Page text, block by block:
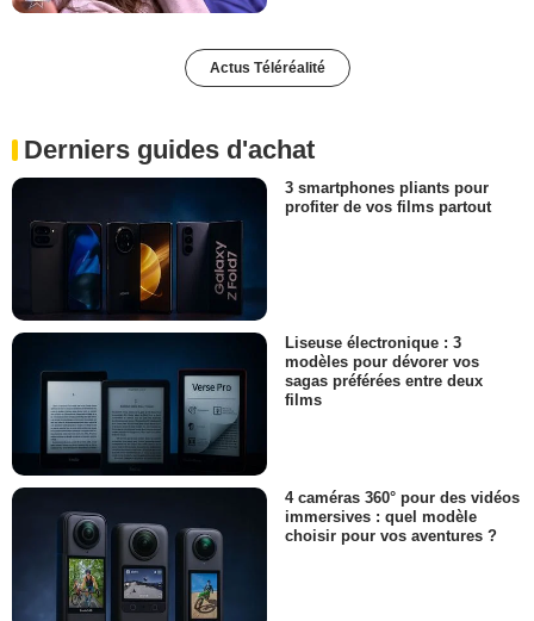
Actus Téléréalité
Derniers guides d'achat
3 smartphones pliants pour
profiter de vos films partout
Liseuse électronique : 3
modèles pour dévorer vos
sagas préférées entre deux
films
4 caméras 360° pour des vidéos
immersives : quel modèle
choisir pour vos aventures ?